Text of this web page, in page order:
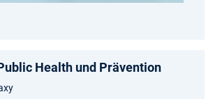
Health und Prävention